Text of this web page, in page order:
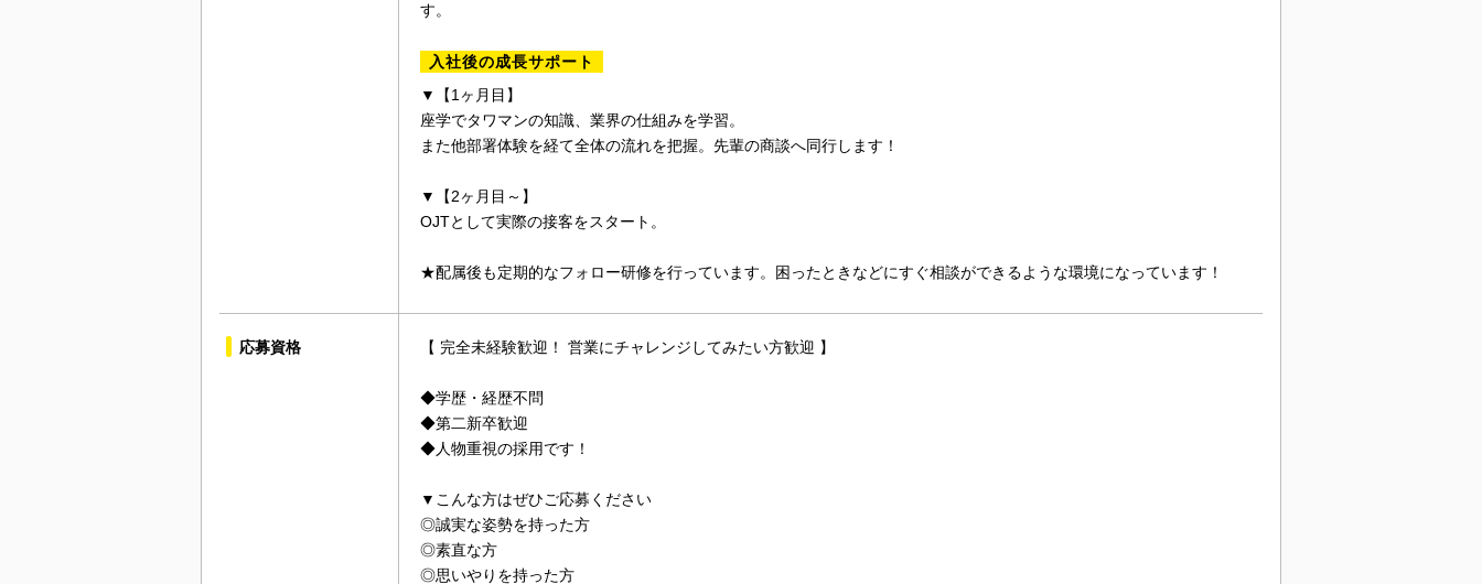
す。
入社後の成長サポート
▼【1ヶ月目】
座学でタワマンの知識、業界の仕組みを学習。
また他部署体験を経て全体の流れを把握。先輩の商談へ同行します！
▼【2ヶ月目～】
OJTとして実際の接客をスタート。
★配属後も定期的なフォロー研修を行っています。困ったときなどにすぐ相談ができるような環境になっています！
応募資格 【 完全未経験歓迎！ 営業にチャレンジしてみたい方歓迎 】
◆学歴・経歴不問
◆第二新卒歓迎
◆人物重視の採用です！
▼こんな方はぜひご応募ください
◎誠実な姿勢を持った方
◎素直な方
◎思いやりを持った方